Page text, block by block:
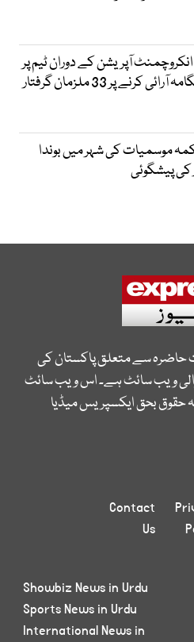
آپریشن کے دوران ٹیم پر
کرنے پر 33 ملزمان گرفتار
موسمیات کی شہر میں بوندا
کی پیشگوئی
حاضرہ سے متعلق پاکستان کی
ویب سائٹ ہے۔ اس ویب سائٹ
حقوق بحق ایکسپریس میڈیا
Contact
Us
Showbiz News in Urdu
Sports News in Urdu
International News in